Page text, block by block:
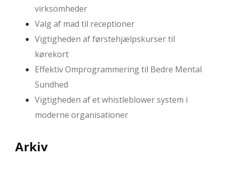
virksomheder
Valg af mad til receptioner
Vigtigheden af førstehjælpskurser til
kørekort
Effektiv Omprogrammering til Bedre Mental
Sundhed
Vigtigheden af et whistleblower system i
moderne organisationer
Arkiv